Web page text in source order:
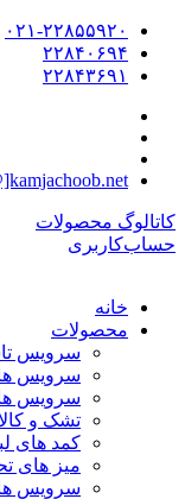
۰۲۱-۲۲۸۵۵۹۲۰
۲۲۸۴۰۶۹۴
۲۲۸۴۳۶۹۱
کاتالوگ محصولات
حساب‌کاربری
خانه
محصولات
سرویس
سرویس
سرویس
تشک و
کمد های
میز های
سرویس